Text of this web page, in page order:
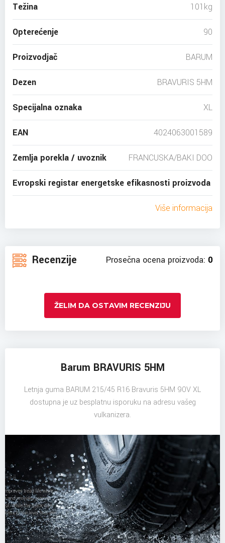
Težina 101kg
Opterećenje 90
Proizvodjač BARUM
Dezen BRAVURIS 5HM
Specijalna oznaka XL
EAN 4024063001589
Zemlja porekla / uvoznik FRANCUSKA/BAKI DOO
Evropski registar energetske efikasnosti proizvoda
Više informacija
Recenzije Prosečna ocena proizvoda: 0
ŽELIM DA OSTAVIM RECENZIJU
Barum BRAVURIS 5HM
Letnja guma BARUM 215/45 R16 Bravuris 5HM 90V XL
dostupna je uz besplatnu isporuku na adresu vašeg
vulkanizera.